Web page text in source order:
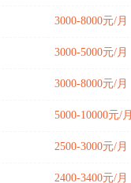
3000-8000元/月
3000-5000元/月
3000-8000元/月
5000-10000元/月
2500-3000元/月
2400-3400元/月